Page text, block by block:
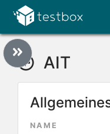
AIT
NAME